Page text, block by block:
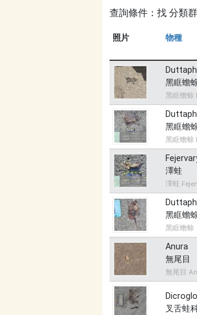
查詢條件：找 分類
照片 物種
黑眶蟾
黑眶蟾蜍
黑眶蟾
黑眶蟾蜍
澤蛙
澤蛙
黑眶蟾
黑眶蟾蜍
Anura
無尾目
無尾目
叉舌蛙